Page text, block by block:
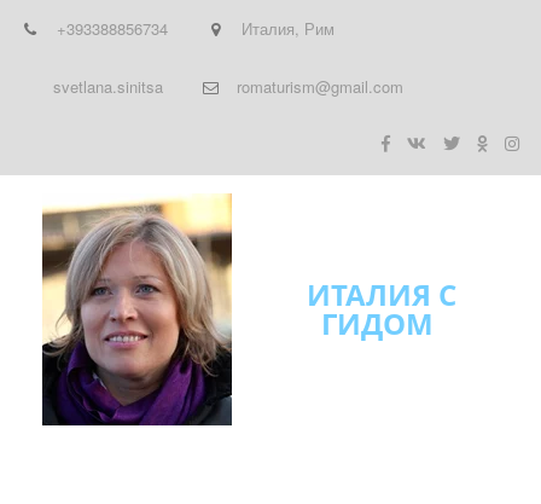
+393388856734 Италия, Рим
svetlana.sinitsa romaturism@gmail.com
ИТАЛИЯ С
ГИДОМ